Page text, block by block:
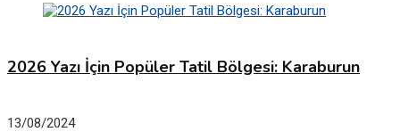
2026 Yazı İçin Popüler Tatil Bölgesi: Karaburun
13/08/2024